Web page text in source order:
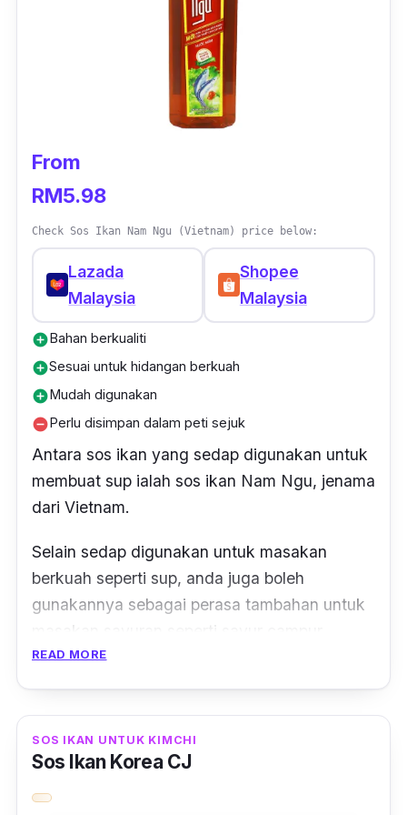
From
RM5.98
Check Sos Ikan Nam Ngu (Vietnam) price below:
Lazada
Malaysia
Shopee
Malaysia
add_circleBahan berkualiti
add_circleSesuai untuk hidangan berkuah
add_circleMudah digunakan
remove_circlePerlu disimpan dalam peti sejuk
Antara sos ikan yang sedap digunakan untuk
membuat sup ialah sos ikan Nam Ngu, jenama
dari Vietnam.
Selain sedap digunakan untuk masakan
berkuah seperti sup, anda juga boleh
gunakannya sebagai perasa tambahan untuk
masakan sayuran seperti sayur campur
goreng.
pensijilan daripada FDA, HACCP, ISO dan
READ MORE
SOS IKAN UNTUK KIMCHI
Sos Ikan Korea CJ